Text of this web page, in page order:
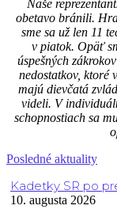
Naše
obetavo bránili.
sme sa už len 11
v piatok. Opäť
úspešných
nedostatkov, ktoré
majú dievčatá
videli. V
schopnostiach sa
Posledné aktuality
Kadetky SR po
10. augusta 2026